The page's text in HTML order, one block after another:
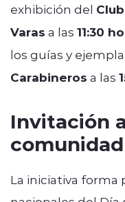
exhibición del
Varas a las 11:30
los guías y
Carabineros a las
Invitación
comunidad
La iniciativa forma